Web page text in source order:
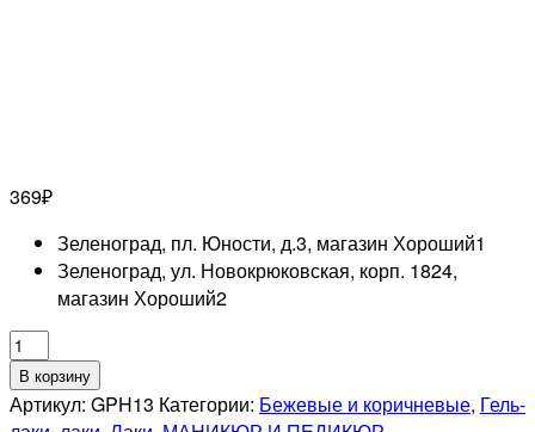
369₽
Зеленоград, пл. Юности, д.3, магазин Хороший1
Зеленоград, ул. Новокрюковская, корп. 1824,
магазин Хороший2
Количество
товара
GRATTOL
Лак
В корзину
Артикул: GPH13 Категории: Бежевые и коричневые, Гель-